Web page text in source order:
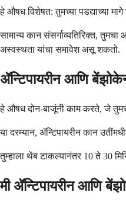
हे औषध विशेषत: तुमच्या पडद्याच्या
सामान्य कान संसर्गाव्यतिरिक्त,
अस्वस्थता यांचा समावेश असू शकतो.
ॲन्टिपायरीन आणि
हे औषध दोन-बाजूंनी काम करते, जे
या दरम्यान, ॲन्टिपायरीन कान
तुम्हाला थेंब टाकल्यानंतर 10 ते 30
मी ॲन्टिपायरीन आणि